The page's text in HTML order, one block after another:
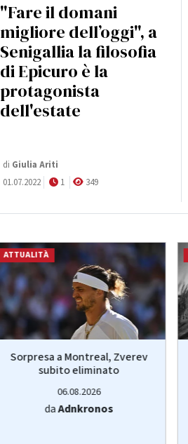
"Fare il domani
migliore dell’oggi", a
Senigallia la filosofia
di Epicuro è la
protagonista
dell'estate
di Giulia Ariti
01.07.2022
1 349
ATTUALITÀ
Sorpresa a Montreal, Zverev
subito eliminato
06.08.2026
daAdnkronos